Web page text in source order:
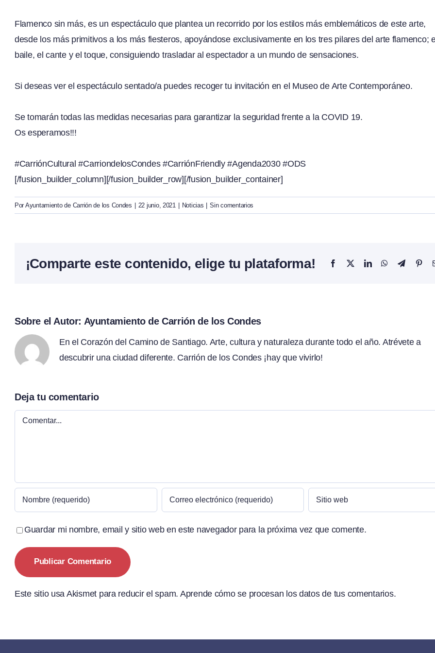
Flamenco sin más, es un espectáculo que plantea un recorrido por los estilos más emblemáticos de este arte,
desde los más primitivos a los más fiesteros, apoyándose exclusivamente en los tres pilares del arte flamenco;
baile, el cante y el toque, consiguiendo trasladar al espectador a un mundo de sensaciones.
Si deseas ver el espectáculo sentado/a puedes recoger tu invitación en el Museo de Arte Contemporáneo.
Se tomarán todas las medidas necesarias para garantizar la seguridad frente a la COVID 19.
Os esperamos!!!
#CarriónCultural #CarriondelosCondes #CarriónFriendly #Agenda2030 #ODS
[/fusion_builder_column][/fusion_builder_row][/fusion_builder_container]
Por Ayuntamiento de Carrión de los Condes 22 junio, 2021 Noticias Sin comentarios
¡Comparte este contenido, elige tu plataforma! Facebook
X LinkedInWhatsApp
Telegram
Sobre el Autor: Ayuntamiento de Carrión de los Condes
En el Corazón del Camino de Santiago. Arte, cultura y naturaleza durante todo el año. Atrévete a
descubrir una ciudad diferente. Carrión de los Condes ¡hay que vivirlo!
Deja tu comentario
Comentar
Guardar mi nombre, email y sitio web en este navegador para la próxima vez que comente.
Este sitio usa Akismet para reducir el spam. Aprende cómo se procesan los datos de tus comentarios.